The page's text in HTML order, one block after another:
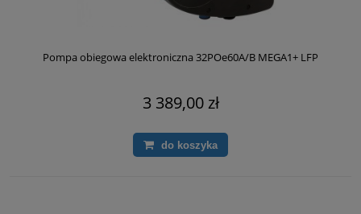
Pompa obiegowa elektroniczna 32POe60A/B MEGA1+ LFP
3 389,00 zł
do koszyka